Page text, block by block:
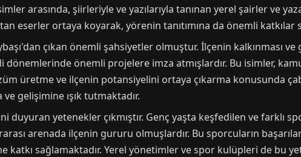
arasında, şiirleriyle ve yazılarıyla tanınan yerel şairler ve
eserler ortaya koyarak, yörenin tanıtımına da önemli katkılar
çıkan önemli şahsiyetler olmuştur. İlçenin kalkınması
önemli projelere imza atmışlardır. Bu isimler,
üretme ve ilçenin potansiyelini ortaya çıkarma konusunda
gelişimine ışık tutmaktadır.
duyuran yetenekler çıkmıştır. Genç yaşta keşfedilen ve farklı
arenada ilçenin gururu olmuşlardır. Bu sporcuların
katkı sağlamaktadır. Yerel yönetimler ve spor kulüpleri de bu